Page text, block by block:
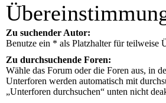
Zu suchender Autor:
Benutze ein * als Platzhalter für teilweise
Zu durchsuchende Foren:
Wähle das Forum oder die Foren aus, in
Unterforen werden automatisch mit
„Unterforen durchsuchen“ unten nicht